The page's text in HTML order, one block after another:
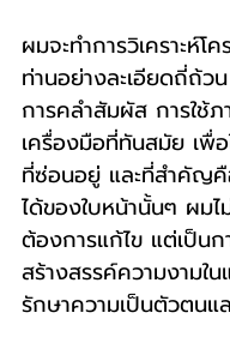
ผมจะทำการวิเคราะห์โ
ท่านอย่างละเอียดถี่ถ้ว
การคลำสัมผัส การใช้
เครื่องมือที่ทันสมัย เพื่
ที่ซ่อนอยู่ และที่สำคัญ
ได้ของใบหน้านั้นๆ ผม
ต้องการแก้ไข แต่เป็นก
สร้างสรรค์ความงามใ
รักษาความเป็นตัวตนแ